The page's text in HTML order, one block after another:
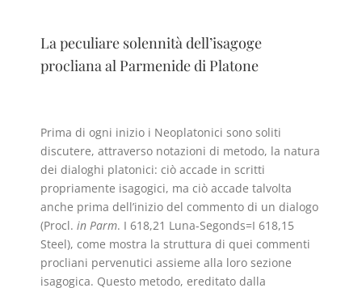
La peculiare solennità dell’isagoge
procliana al Parmenide di Platone
Prima di ogni inizio i Neoplatonici sono soliti
discutere, attraverso notazioni di metodo, la natura
dei dialoghi platonici: ciò accade in scritti
propriamente isagogici, ma ciò accade talvolta
anche prima dell’inizio del commento di un dialogo
(Procl. in Parm. I 618,21 Luna-Segonds=I 618,15
Steel), come mostra la struttura di quei commenti
procliani pervenutici assieme alla loro sezione
isagogica. Questo metodo, ereditato dalla